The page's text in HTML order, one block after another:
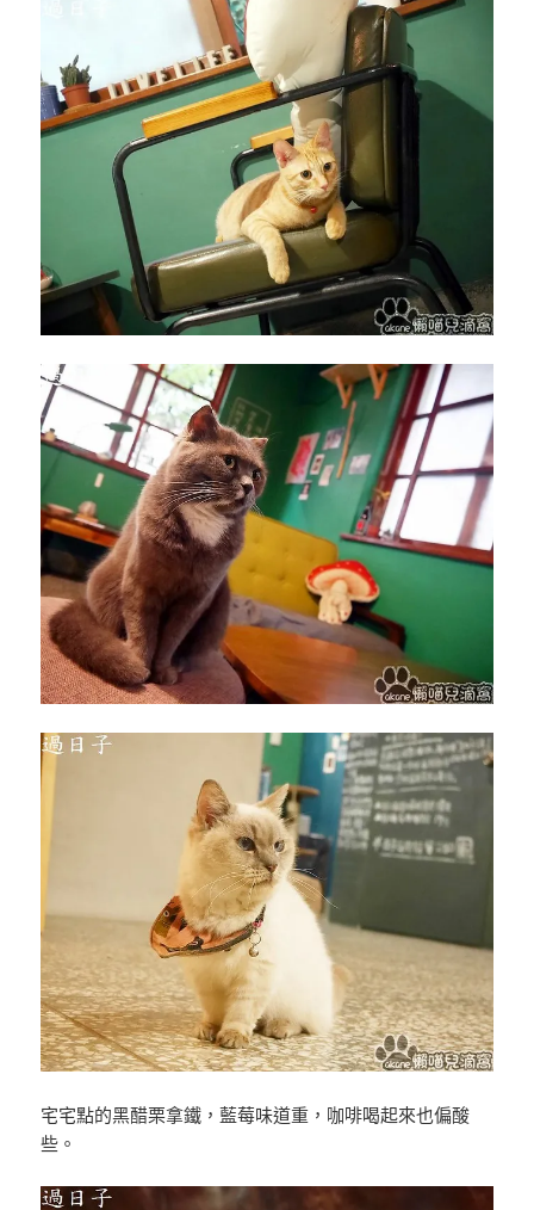
宅宅點的黑醋栗拿鐵，藍莓味道重，咖啡喝起來也偏酸
些。